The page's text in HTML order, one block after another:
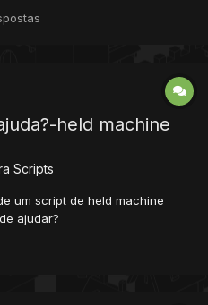
held machine
Scripts
um script de held machine
ajudar?